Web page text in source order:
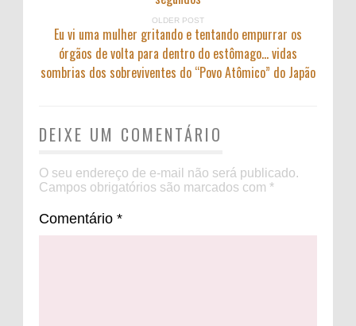
OLDER POST
Eu vi uma mulher gritando e tentando empurrar os
órgãos de volta para dentro do estômago… vidas
sombrias dos sobreviventes do “Povo Atômico” do Japão
DEIXE UM COMENTÁRIO
O seu endereço de e-mail não será publicado.
Campos obrigatórios são marcados com *
Comentário *